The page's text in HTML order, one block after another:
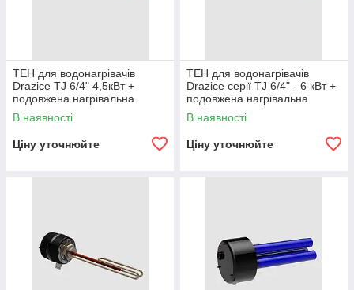
ТЕН для водонагрівачів
Drazice TJ 6/4" 4,5кВт +
подовжена нагрівальна
частина
В наявності
Ціну уточнюйте
ТЕН для водонагрівачів
Drazice серії TJ 6/4" - 6 кВт +
подовжена нагрівальна
частина
В наявності
Ціну уточнюйте